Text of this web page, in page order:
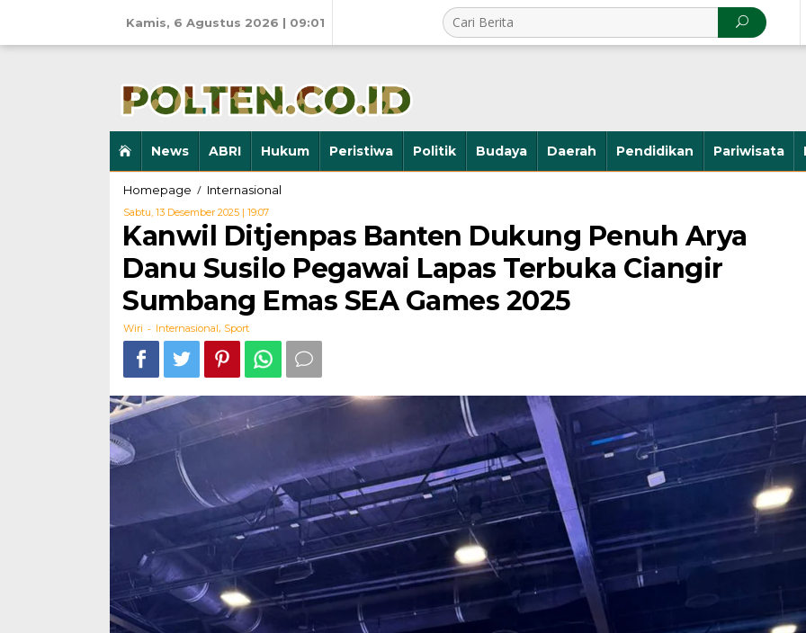
Kamis, 6 Agustus 2026 | 09:01
News ABRI Hukum Peristiwa Politik Budaya Daerah Pendidikan Pariwisata
Homepage / Internasional
Dukung
Penuh
Arya
Susilo
Terbuka
Ciangir
Sumbang
Emas
SEA
Sabtu, 13 Desember 2025 | 19:07Oleh
Wiri
Kanwil Ditjenpas Banten Dukung Penuh Arya
Danu Susilo Pegawai Lapas Terbuka Ciangir
Sumbang Emas SEA Games 2025
Wiri - Internasional, Sport